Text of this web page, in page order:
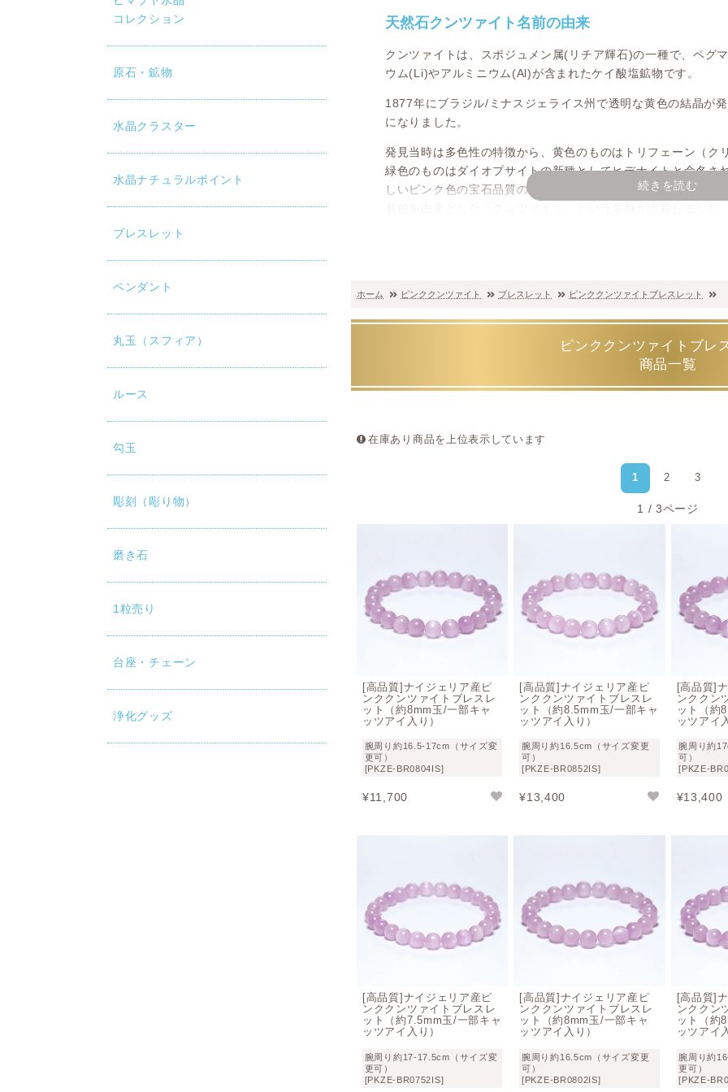
コレクション
原石・鉱物
水晶クラスター
水晶ナチュラルポイント
ブレスレット
ペンダント
丸玉（スフィア）
ルース
勾玉
彫刻（彫り物）
磨き石
1粒売り
台座・チェーン
浄化グッズ
続きを読む
天然石クンツァイト名前の由来
クンツァイトは、スポジュメン属(リチア輝石)の一種で、ペグ
ウム(Li)やアルミニウム(Al)が含まれたケイ酸塩鉱物です。
1877年にブラジル/ミナスジェライス州で透明な黄色の結晶が
になりました。
発見当時は多色性の特徴から、黄色のものはトリフェーン（ク
緑色のものはダイオプサイトの新種としてヒデナイトと命名さ
しいピンク色の宝石品質の石が発見され、ティファニーの宝石
ククンツァイト」と呼称しております。
クンツァイトブレスレットのスピリチュアル
ピンククンツァイトは「純粋な愛」を象徴する宝石と云われ
くような、繊細かつ雄大な気持ちへ導くエネルギーを持った
「愛」といっても、人によって意味合いが違ってきます。特
片思いや復縁、子供や親への愛情、自身へのご褒美や、平和を
心身を癒し、愛と勇気を与えてくれるスピリチュアルパワーを
クンツァイトブレスレットの浄化方法
け、紫外線を遮断するケースか、暗所に保管することを心掛け
ピンク色のクンツァイトブレスレットとの相
→ クリソコラブレスレット
透明感で組み合わせ
→ アクアマリンブレスレット
→ ラブラドライトブレスレット
同系色で組み合わせ
→ ローズクォーツブレスレット
ホーム ピンククンツァイト ブレスレット ピンククンツァイトブレスレット
ピンククンツァイトブレ
商品一覧
在庫あり商品を上位表示しています
1 2 3
1 / 3ページ
[高品質]ナイジェリア産ピ
ンククンツァイトブレスレ
ット（約8mm玉/一部キャ
ッツアイ入り）
腕周り約16.5-17cm（サイズ変
更可）
[PKZE-BR0804IS]
¥11,700
[高品質]ナイジェリア産ピ
ンククンツァイトブレスレ
ット（約8.5mm玉/一部キャ
ッツアイ入り）
腕周り約16.5cm（サイズ変更
可）
[PKZE-BR0852IS]
¥13,400
[高品質]
ンククン
ット（約
ッツアイ
腕周り約
可）
[PKZE-
¥13,400
[高品質]ナイジェリア産ピ
ンククンツァイトブレスレ
ット（約7.5mm玉/一部キャ
ッツアイ入り）
腕周り約17-17.5cm（サイズ変
更可）
[PKZE-BR0752IS]
[高品質]ナイジェリア産ピ
ンククンツァイトブレスレ
ット（約8mm玉/一部キャ
ッツアイ入り）
腕周り約16.5cm（サイズ変更
可）
[PKZE-BR0802IS]
[高品質]
ンククン
ット（約
ッツアイ
腕周り約
更可）
[PKZE-